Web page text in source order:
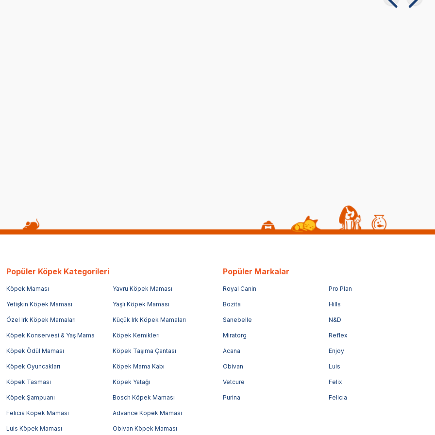
Popüler Köpek Kategorileri
Köpek Maması Yavru Köpek Maması
Yetişkin Köpek Maması Yaşlı Köpek Maması
Özel Irk Köpek Mamaları Küçük Irk Köpek Mamaları
Köpek Konservesi & Yaş Mama Köpek Kemikleri
Köpek Ödül Maması Köpek Taşıma Çantası
Köpek Oyuncakları Köpek Mama Kabı
Köpek Tasması Köpek Yatağı
Köpek Şampuanı Bosch Köpek Maması
Felicia Köpek Maması Advance Köpek Maması
Luis Köpek Maması Obivan Köpek Maması
Popüler Markalar
Royal Canin Pro Plan
Bozita Hills
Sanebelle N&D
Miratorg Reflex
Acana Enjoy
Obivan Luis
Vetcure Felix
Purina Felicia